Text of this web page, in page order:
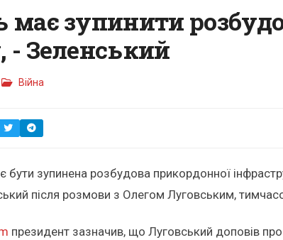
має зупинити
- Зеленський
Війна
бути зупинена розбудова прикордонної
після розмови з Олегом Луговським,
президент зазначив, що Луговський доповів